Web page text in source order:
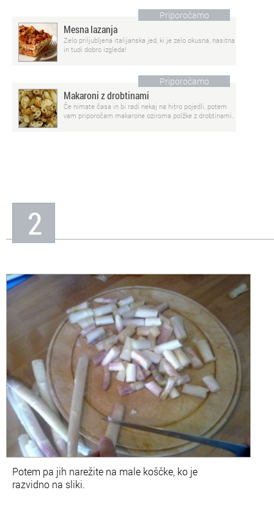
Priporočamo
Mesna lazanja
Zelo priljubljena italijanska jed, ki je zelo okusna, nasitna
in tudi dobro izgleda!
Priporočamo
Makaroni z drobtinami
Če nimate časa in bi radi nekaj na hitro pojedli, potem
vam priporočam makarone oziroma polžke z drobtinami.
2
Potem pa jih narežite na male koščke, ko je
razvidno na sliki.